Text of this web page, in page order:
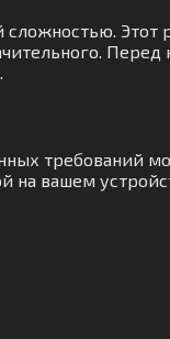
требований
вашем